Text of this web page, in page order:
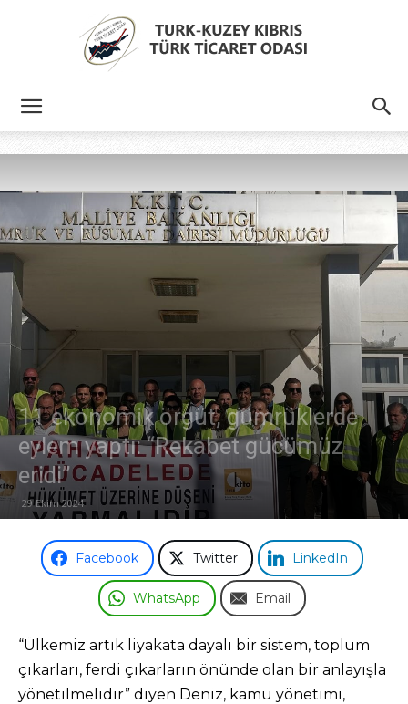
Kıbrıs
Odası
11 ekonomik örgüt, gümrüklerde
eylem yaptı: “Rekabet gücümüz
eridi”
29 Ekim 2024
Facebook Twitter LinkedIn
WhatsApp Email
“Ülkemiz artık liyakata dayalı bir sistem, toplum
çıkarları, ferdi çıkarların önünde olan bir anlayışla
yönetilmelidir” diyen Deniz, kamu yönetimi,